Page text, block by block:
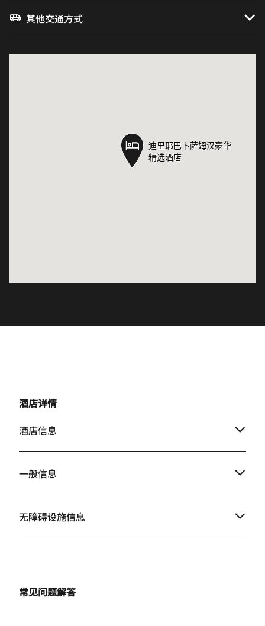
其他交通方式
迪里耶巴卜萨姆汉豪华
精选酒店
迪里耶巴卜萨姆汉豪华
精选酒店
酒店详情
酒店信息
一般信息
无障碍设施信息
常见问题解答